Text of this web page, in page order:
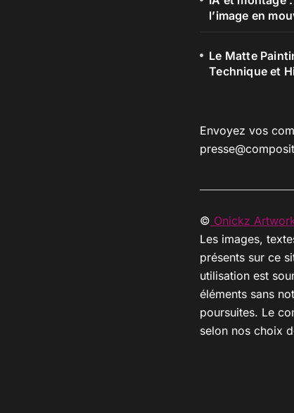
l’image en
Le Matte
Technique et
Envoyez vos
© Onickz
Les images,
présents sur ce
utilisation est
éléments sans
poursuites. Le
selon nos choix